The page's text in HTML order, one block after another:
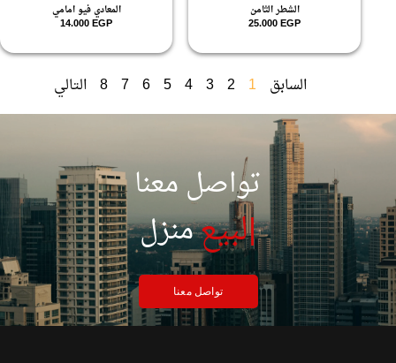
الشطر الثامن
25.000EGP
المعادي فيو امامي
14.000EGP
السابق التالي
تواصل معنا
لبيع| منزل
تواصل معنا